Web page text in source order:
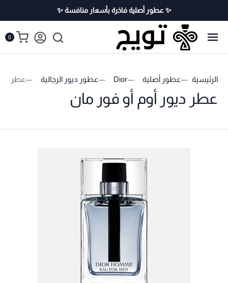
✨ عطور أصلية فاخرة بأسعار منافسة ✨
0
الرئيسية عطور أصلية Dior عطور ديور الرجالية عطر
عطر ديور أوم أو فور مان